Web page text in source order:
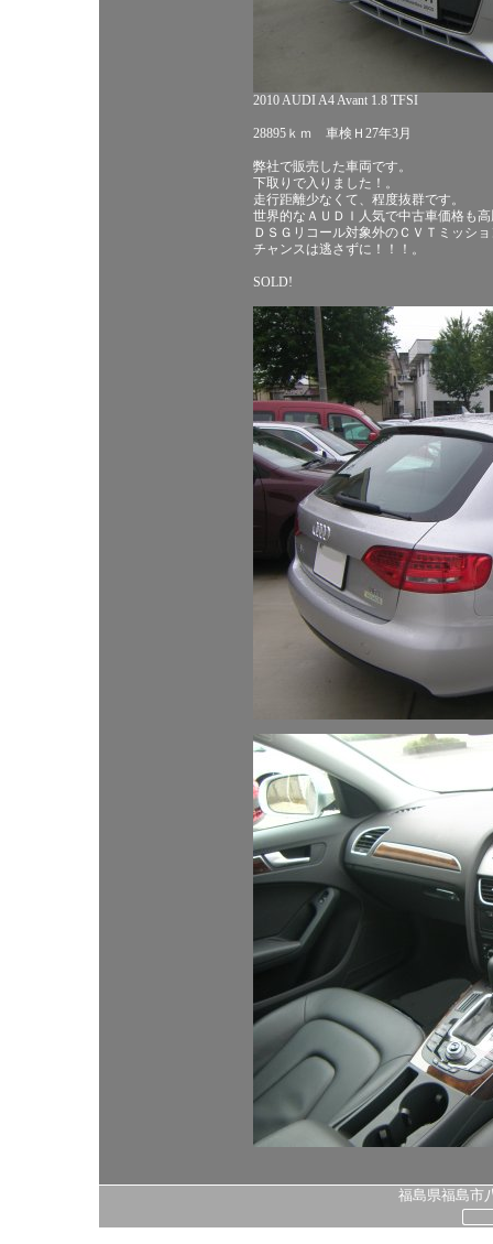
2010 AUDI A4 Avant 1.8 TFSI
28895ｋｍ 車検Ｈ27年3月
弊社で販売した車両です。
下取りで入りました！。
走行距離少なくて、程度抜群です。
世界的なＡＵＤＩ人気で中古車価格も
ＤＳＧリコール対象外のＣＶＴミッシ
チャンスは逃さずに！！！。
SOLD!
福島県福島市